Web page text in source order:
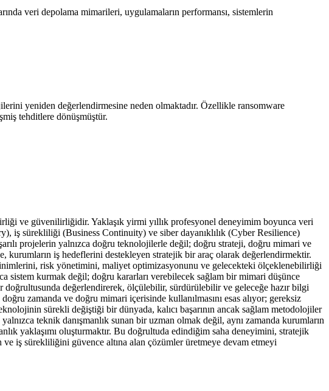
veri depolama mimarileri, uygulamaların performansı, sistemlerin
yeniden değerlendirmesine neden olmaktadır. Özellikle ransomware
tehditlere dönüşmüştür.
ve güvenilirliğidir. Yaklaşık yirmi yıllık profesyonel deneyimim boyunca veri
iş sürekliliği (Business Continuity) ve siber dayanıklılık (Cyber Resilience)
projelerin yalnızca doğru teknolojilerle değil; doğru strateji, doğru mimari ve
kurumların iş hedeflerini destekleyen stratejik bir araç olarak değerlendirmektir.
risk yönetimini, maliyet optimizasyonunu ve gelecekteki ölçeklenebilirliği
sistem kurmak değil; doğru kararları verebilecek sağlam bir mimari düşünce
değerlendirerek, ölçülebilir, sürdürülebilir ve geleceğe hazır bilgi
zamanda ve doğru mimari içerisinde kullanılmasını esas alıyor; gereksiz
sürekli değiştiği bir dünyada, kalıcı başarının ancak sağlam metodolojiler
teknik danışmanlık sunan bir uzman olmak değil, aynı zamanda kurumların
yaklaşımı oluşturmaktır. Bu doğrultuda edindiğim saha deneyimini, stratejik
ve iş sürekliliğini güvence altına alan çözümler üretmeye devam etmeyi